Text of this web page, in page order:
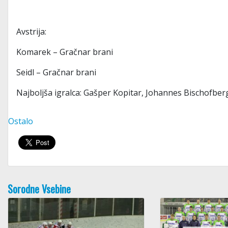
Avstrija:
Komarek – Gračnar brani
Seidl – Gračnar brani
Najboljša igralca: Gašper Kopitar, Johannes
Ostalo
Sorodne Vsebine